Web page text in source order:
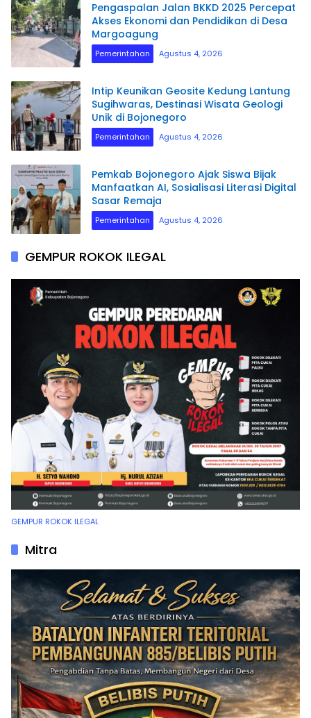
Pengaspalan Jalan BKKD 2025 Percepat
Akses Ekonomi dan Pendidikan di Desa
Margoagung
Pemerintahan Agustus 4, 2026
​Intip Keunikan Geosite Kedung Lantung
Sugihwaras, Destinasi Wisata Geologi
Unik di Bojonegoro
Pemerintahan Agustus 4, 2026
Pemkab Bojonegoro Ajak Siswa Bijak
Manfaatkan AI, Sosialisasi Literasi Digital
Sasar Remaja
Pemerintahan Agustus 4, 2026
GEMPUR ROKOK ILEGAL
GEMPUR ROKOK ILEGAL
Mitra